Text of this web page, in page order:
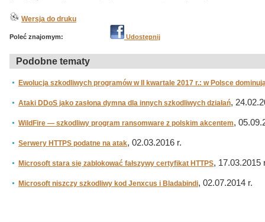
Wersja do druku
Poleć znajomym: Udostępnij
Podobne tematy
Ewolucja szkodliwych programów w II kwartale 2017 r.: w Polsce
Ataki DDoS jako zasłona dymna dla innych szkodliwych działań,
WildFire — szkodliwy program ransomware z polskim akcentem,
Serwery HTTPS podatne na atak, 02.03.2016 r.
Microsoft stara się zablokować fałszywy certyfikat HTTPS, 17.03.2015
Microsoft niszczy szkodliwy kod Jenxcus i Bladabindi, 02.07.2014 r.